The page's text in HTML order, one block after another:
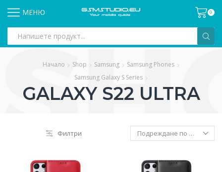
МЕНЮ 0
input
Начало Shop Samsung
Samsung Phones
Samsung Galaxy S Series
GALAXY S22 ULTRA
Филтри